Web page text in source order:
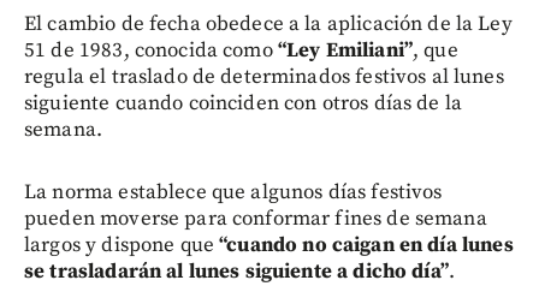
El cambio de fecha obedece a la aplicación de la Ley
51 de 1983, conocida como“Ley Emiliani”, que
regula el traslado de determinados festivos al lunes
siguiente cuando coinciden con otros días de la
semana.
La norma establece que algunos días festivos
pueden moverse para conformar fines de semana
largos y dispone que“cuando no caigan en día lunes
se trasladarán al lunes siguiente a dicho día”.